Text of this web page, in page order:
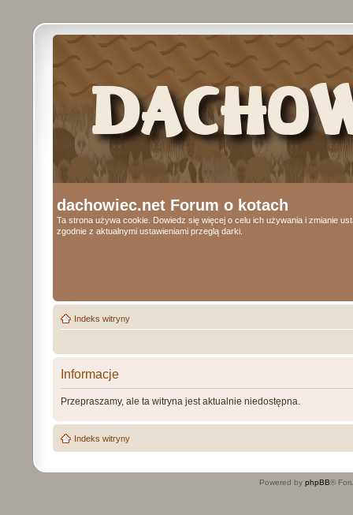
dachowiec.net Forum o kotach
Ta strona używa cookie. Dowiedz się więcej o celu ich używania i zmianie
zgodnie z aktualnymi ustawieniami przeglą darki.
Indeks witryny
Informacje
Przepraszamy, ale ta witryna jest aktualnie niedostępna.
Indeks witryny
Powered by phpBB®